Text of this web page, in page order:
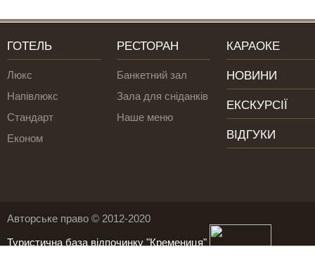
ГОТЕЛЬ
Люкс
Напівлюкс
Стандарт
Економ
РЕСТОРАН
Банкетний зал
Зала для сніданків
Наше меню
КАРАОКЕ
НОВИНИ
ЕКСКУРСІЇ
ВІДГУКИ
Авторське право © 2012-2020
Туристична база відпочинку "Кремениця"